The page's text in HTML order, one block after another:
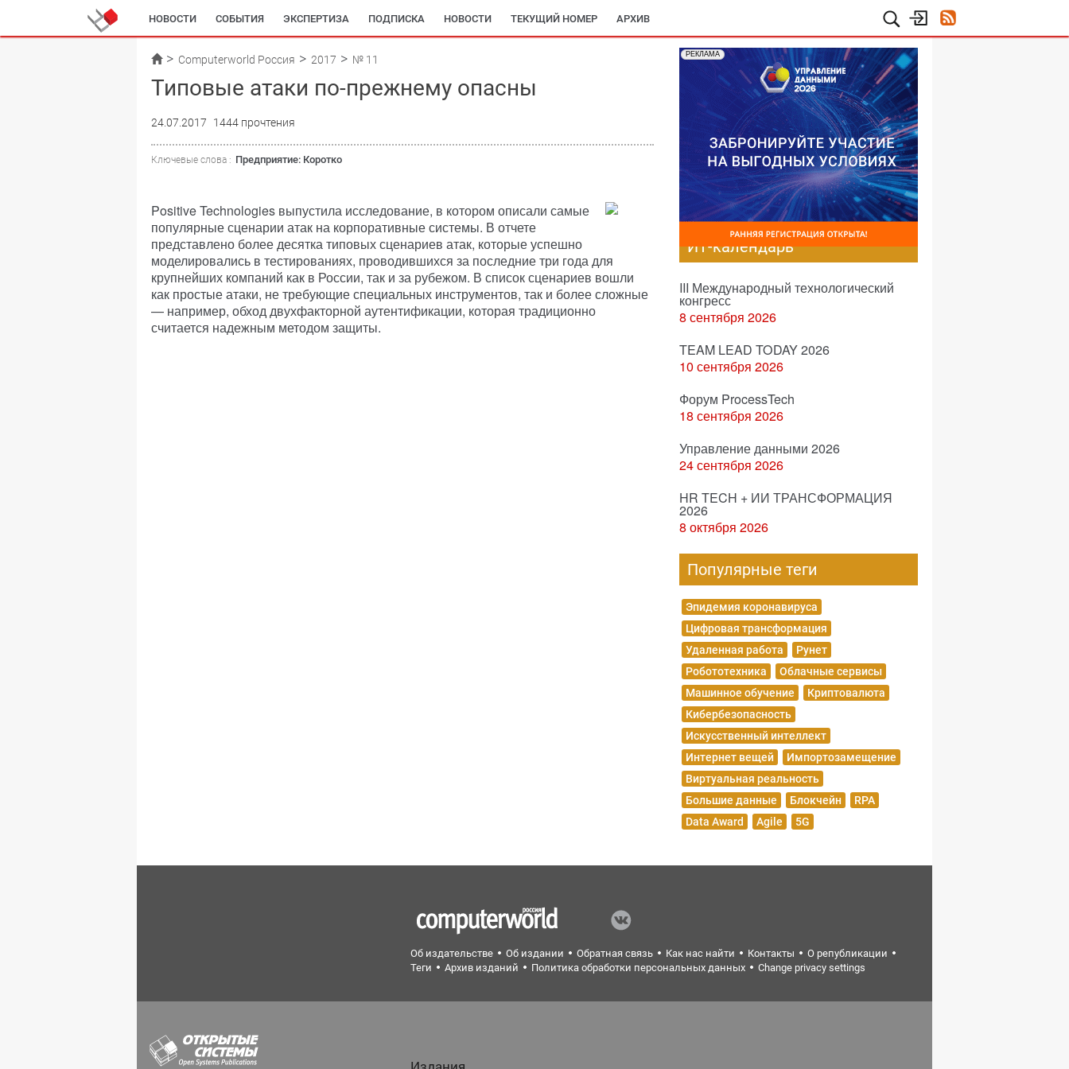
НОВОСТИ СОБЫТИЯ ЭКСПЕРТИЗА ПОДПИСКА НОВОСТИ ТЕКУЩИЙ НОМЕР АРХИВ
Computerworld Россия 2017 № 11
Типовые атаки по-прежнему опасны
24.07.2017 1444 прочтения
Ключевые слова : Предприятие: Коротко
Positive Technologies выпустила исследование, в котором описали самые
популярные сценарии атак на корпоративные системы. В отчете
представлено более десятка типовых сценариев атак, которые успешно
моделировались в тестированиях, проводившихся за последние три года для
крупнейших компаний как в России, так и за рубежом. В список сценариев вошли
как простые атаки, не требующие специальных инструментов, так и более сложные
— например, обход двухфакторной аутентификации, которая традиционно
считается надежным методом защиты.
РЕКЛАМА
ИТ-календарь
III Международный технологический
конгресс
8 сентября 2026
TEAM LEAD TODAY 2026
10 сентября 2026
Форум ProcessTech
18 сентября 2026
Управление данными 2026
24 сентября 2026
HR TECH + ИИ ТРАНСФОРМАЦИЯ
2026
8 октября 2026
Популярные теги
Эпидемия коронавируса
Цифровая трансформация
Удаленная работа
Рунет
Робототехника
Облачные сервисы
Машинное обучение
Криптовалюта
Кибербезопасность
Искусственный интеллект
Интернет вещей
Импортозамещение
Виртуальная реальность
Большие данные
Блокчейн
RPA
Data Award
Agile 5G
Об издательстве Об издании Обратная связь Как нас найти Контакты
О републикации
Теги
Архив изданий Политика обработки персональных данных Change privacy settings